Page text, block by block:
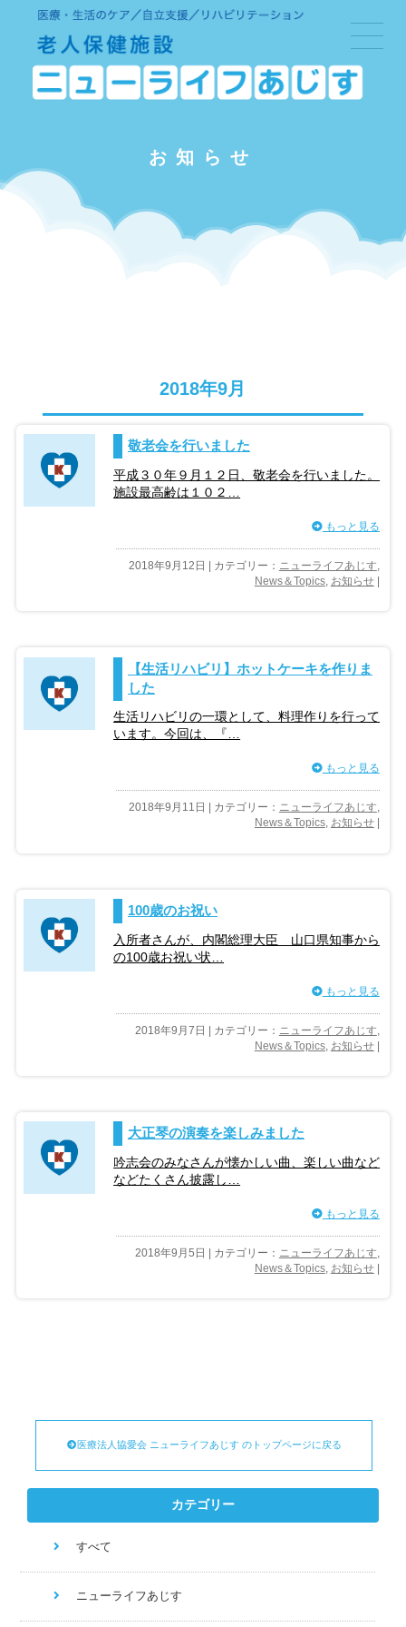
お知らせ
2018年9月
敬老会を行いました
平成３０年９月１２日、敬老会を行いました。
施設最高齢は１０２…
もっと見る
2018年9月12日 | カテゴリー： ニューライフあじす,
News＆Topics, お知らせ|
【生活リハビリ】ホットケーキを作りま
した
生活リハビリの一環として、料理作りを行って
います。今回は、『…
もっと見る
2018年9月11日 | カテゴリー： ニューライフあじす,
News＆Topics, お知らせ|
100歳のお祝い
入所者さんが、内閣総理大臣 山口県知事から
の100歳お祝い状…
もっと見る
2018年9月7日 | カテゴリー： ニューライフあじす
News＆Topics, お知らせ|
大正琴の演奏を楽しみました
吟志会のみなさんが懐かしい曲、楽しい曲など
などたくさん披露し…
もっと見る
2018年9月5日 | カテゴリー： ニューライフあじす,
News＆Topics, お知らせ|
医療法人協愛会 ニューライフあじす のトップページに戻る
カテゴリー
すべて
ニューライフあじす